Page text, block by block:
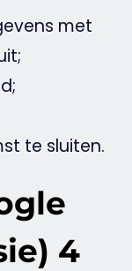
met
te sluiten.
4